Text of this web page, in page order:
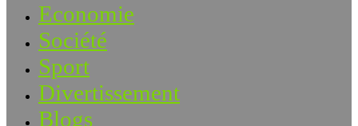
Economie
Société
Sport
Divertissement
Blogs